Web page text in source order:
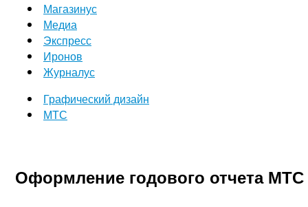
Магазинус
Медиа
Экспресс
Иронов
Журналус
Графический дизайн
МТС
Оформление годового отчета МТС